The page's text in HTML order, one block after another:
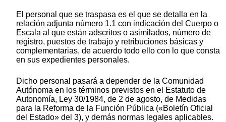
El personal que se traspasa es el que se detalla en la
relación adjunta número 1.1 con indicación del Cuerpo o
Escala al que están adscritos o asimilados, número de
registro, puestos de trabajo y retribuciones básicas y
complementarias, de acuerdo todo ello con lo que consta
en sus expedientes personales.
Dicho personal pasará a depender de la Comunidad
Autónoma en los términos previstos en el Estatuto de
Autonomía, Ley 30/1984, de 2 de agosto, de Medidas
para la Reforma de la Función Pública («Boletín Oficial
del Estado» del 3), y demás normas legales aplicables.